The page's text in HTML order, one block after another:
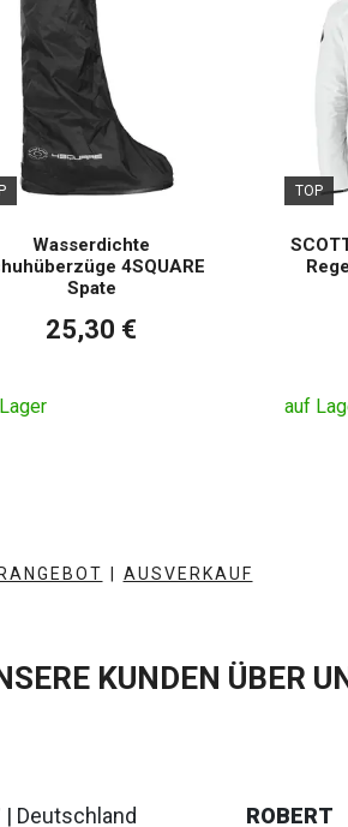
Wasserdichte
4SQUARE
Spate
25,30 €
TOP
auf
AUSVERKAUF
KUNDEN ÜBER
| Deutschland ROBERT